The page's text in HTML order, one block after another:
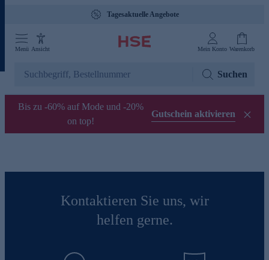
Tagesaktuelle Angebote
Menü Ansicht Mein Konto Warenkorb
Suchen
Bis zu -60% auf Mode und -20%
on top!
Gutschein aktivieren
Kontaktieren Sie uns, wir
helfen gerne.